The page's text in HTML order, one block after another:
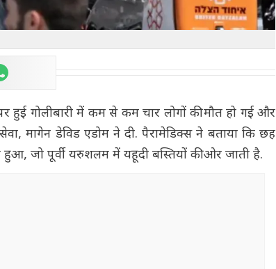
हुई गोलीबारी में कम से कम चार लोगों की मौत हो गई और
मागेन डेविड एडोम ने दी. पैरामेडिक्स ने बताया कि छह
हुआ, जो पूर्वी यरुशलम में यहूदी बस्तियों की ओर जाती है.